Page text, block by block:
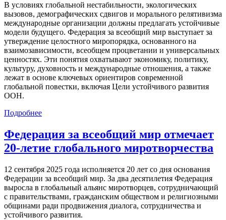
В условиях глобальной нестабильности, экологических
вызовов, демографических сдвигов и морального релятивизма
международные организации должны предлагать устойчивые
модели будущего. Федерация за всеобщий мир выступает за
утверждение целостного миропорядка, основанного на
взаимозависимости, всеобщем процветании и универсальных
ценностях. Эти понятия охватывают экономику, политику,
культуру, духовность и международные отношения, а также
лежат в основе ключевых ориентиров современной
глобальной повестки, включая Цели устойчивого развития
ООН.
Подробнее
Федерация за всеобщий мир отмечает
20-летие глобального миротворчества
12 сентября 2025 года исполняется 20 лет со дня основания
Федерации за всеобщий мир. За два десятилетия Федерация
выросла в глобальный альянс миротворцев, сотрудничающий
с правительствами, гражданским обществом и религиозными
общинами ради продвижения диалога, сотрудничества и
устойчивого развития.